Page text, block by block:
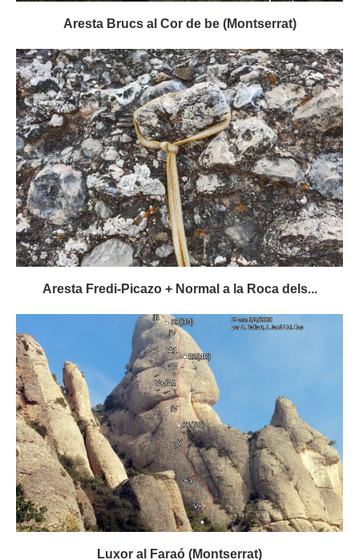
Aresta Brucs al Cor de be (Montserrat)
Aresta Fredi-Picazo + Normal a la Roca dels...
Luxor al Faraó (Montserrat)